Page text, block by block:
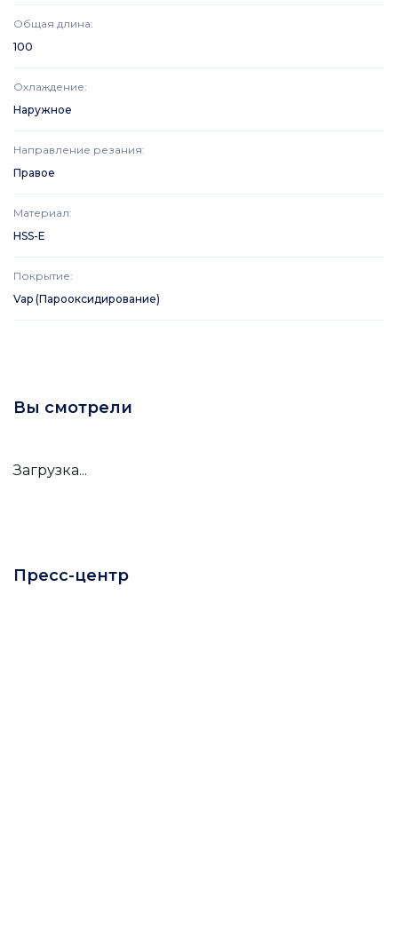
Общая длина:
100
Охлаждение:
Наружное
Направление резания:
Правое
Материал:
HSS-E
Покрытие:
Vap (Парооксидирование)
Вы смотрели
Загрузка...
Пресс-центр